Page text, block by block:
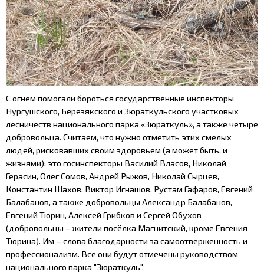
С огнём помогали бороться государственные инспекторы
Нургушского, Березякского и Зюраткульского участковых
лесничеств национального парка «Зюраткуль», а также четыре
добровольца. Считаем, что нужно отметить этих смелых
людей, рисковавших своим здоровьем (а может быть, и
жизнями): это госинспекторы Василий Власов, Николай
Герасин, Олег Сомов, Андрей Рыжов, Николай Сырцев,
Константин Шахов, Виктор Игнашов, Рустам Гафаров, Евгений
Балабанов, а также добровольцы Александр Балабанов,
Евгений Тюрин, Алексей Грибков и Сергей Обухов
(добровольцы – жители посёлка Магнитский, кроме Евгения
Тюрина). Им – слова благодарности за самоотверженность и
профессионализм. Все они будут отмечены руководством
национального парка "Зюраткуль".